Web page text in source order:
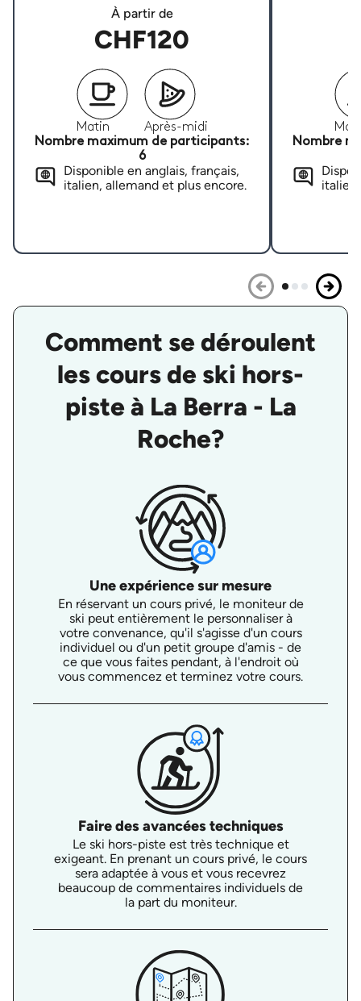
À partir de
CHF120
Matin
Après-midi
Nombre maximum de participants:
6
Disponible en anglais, français,
italien, allemand et plus encore.
Nombre
Comment se déroulent
les cours de ski hors-
piste à La Berra - La
Roche?
Une expérience sur mesure
En réservant un cours privé, le moniteur de
ski peut entièrement le personnaliser à
votre convenance, qu'il s'agisse d'un cours
individuel ou d'un petit groupe d'amis - de
ce que vous faites pendant, à l'endroit où
vous commencez et terminez votre cours.
Faire des avancées techniques
Le ski hors-piste est très technique et
exigeant. En prenant un cours privé, le cours
sera adaptée à vous et vous recevrez
beaucoup de commentaires individuels de
la part du moniteur.